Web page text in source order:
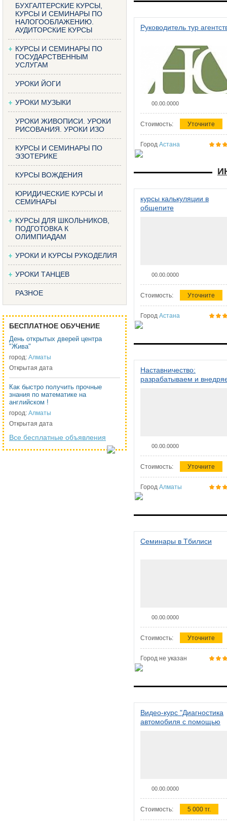
БУХГАЛТЕРСКИЕ КУРСЫ,
КУРСЫ И СЕМИНАРЫ ПО
НАЛОГООБЛАЖЕНИЮ.
АУДИТОРСКИЕ КУРСЫ
КУРСЫ И СЕМИНАРЫ ПО
ГОСУДАРСТВЕННЫМ
УСЛУГАМ
УРОКИ ЙОГИ
УРОКИ МУЗЫКИ
УРОКИ ЖИВОПИСИ. УРОКИ
РИСОВАНИЯ. УРОКИ ИЗО
КУРСЫ И СЕМИНАРЫ ПО
ЭЗОТЕРИКЕ
КУРСЫ ВОЖДЕНИЯ
ЮРИДИЧЕСКИЕ КУРСЫ И
СЕМИНАРЫ
КУРСЫ ДЛЯ ШКОЛЬНИКОВ,
ПОДГОТОВКА К
ОЛИМПИАДАМ
УРОКИ И КУРСЫ РУКОДЕЛИЯ
УРОКИ ТАНЦЕВ
РАЗНОЕ
БЕСПЛАТНОЕ ОБУЧЕНИЕ
День открытых дверей центра
"Жива"
город: Алматы
Открытая дата
Как быстро получить прочные
знания по математике на
английском !
город: Алматы
Открытая дата
Все бесплатные объявления
Руководитель тур
00.00.0000
Стоимость: Уточните
Город Астана
курсы калькуляции в
общепите
00.00.0000
Стоимость: Уточните
Город Астана
Наставничество:
разрабатываем и
00.00.0000
Стоимость: Уточните
Город Алматы
Семинары в Тбилиси
00.00.0000
Стоимость: Уточните
Город не указан
Видео-курс "Диагностика
автомобиля с помощью
00.00.0000
Стоимость: 5 000 тг.